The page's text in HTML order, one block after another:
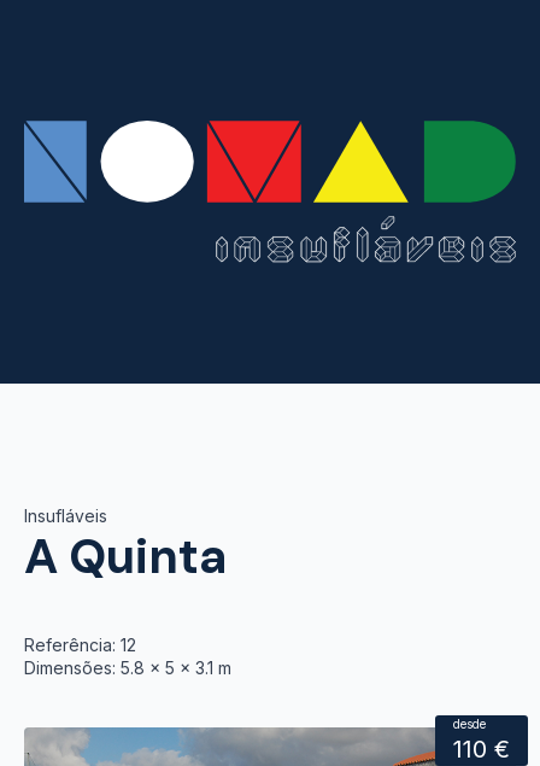
Insufláveis
A Quinta
Referência: 12
Dimensões: 5.8 x 5 x 3.1 m
desde
110 €